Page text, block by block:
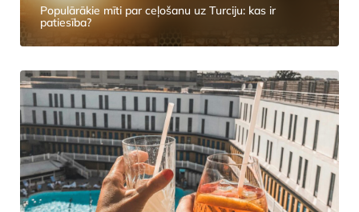
Populārākie mīti par ceļošanu uz Turciju: kas ir
patiesība?